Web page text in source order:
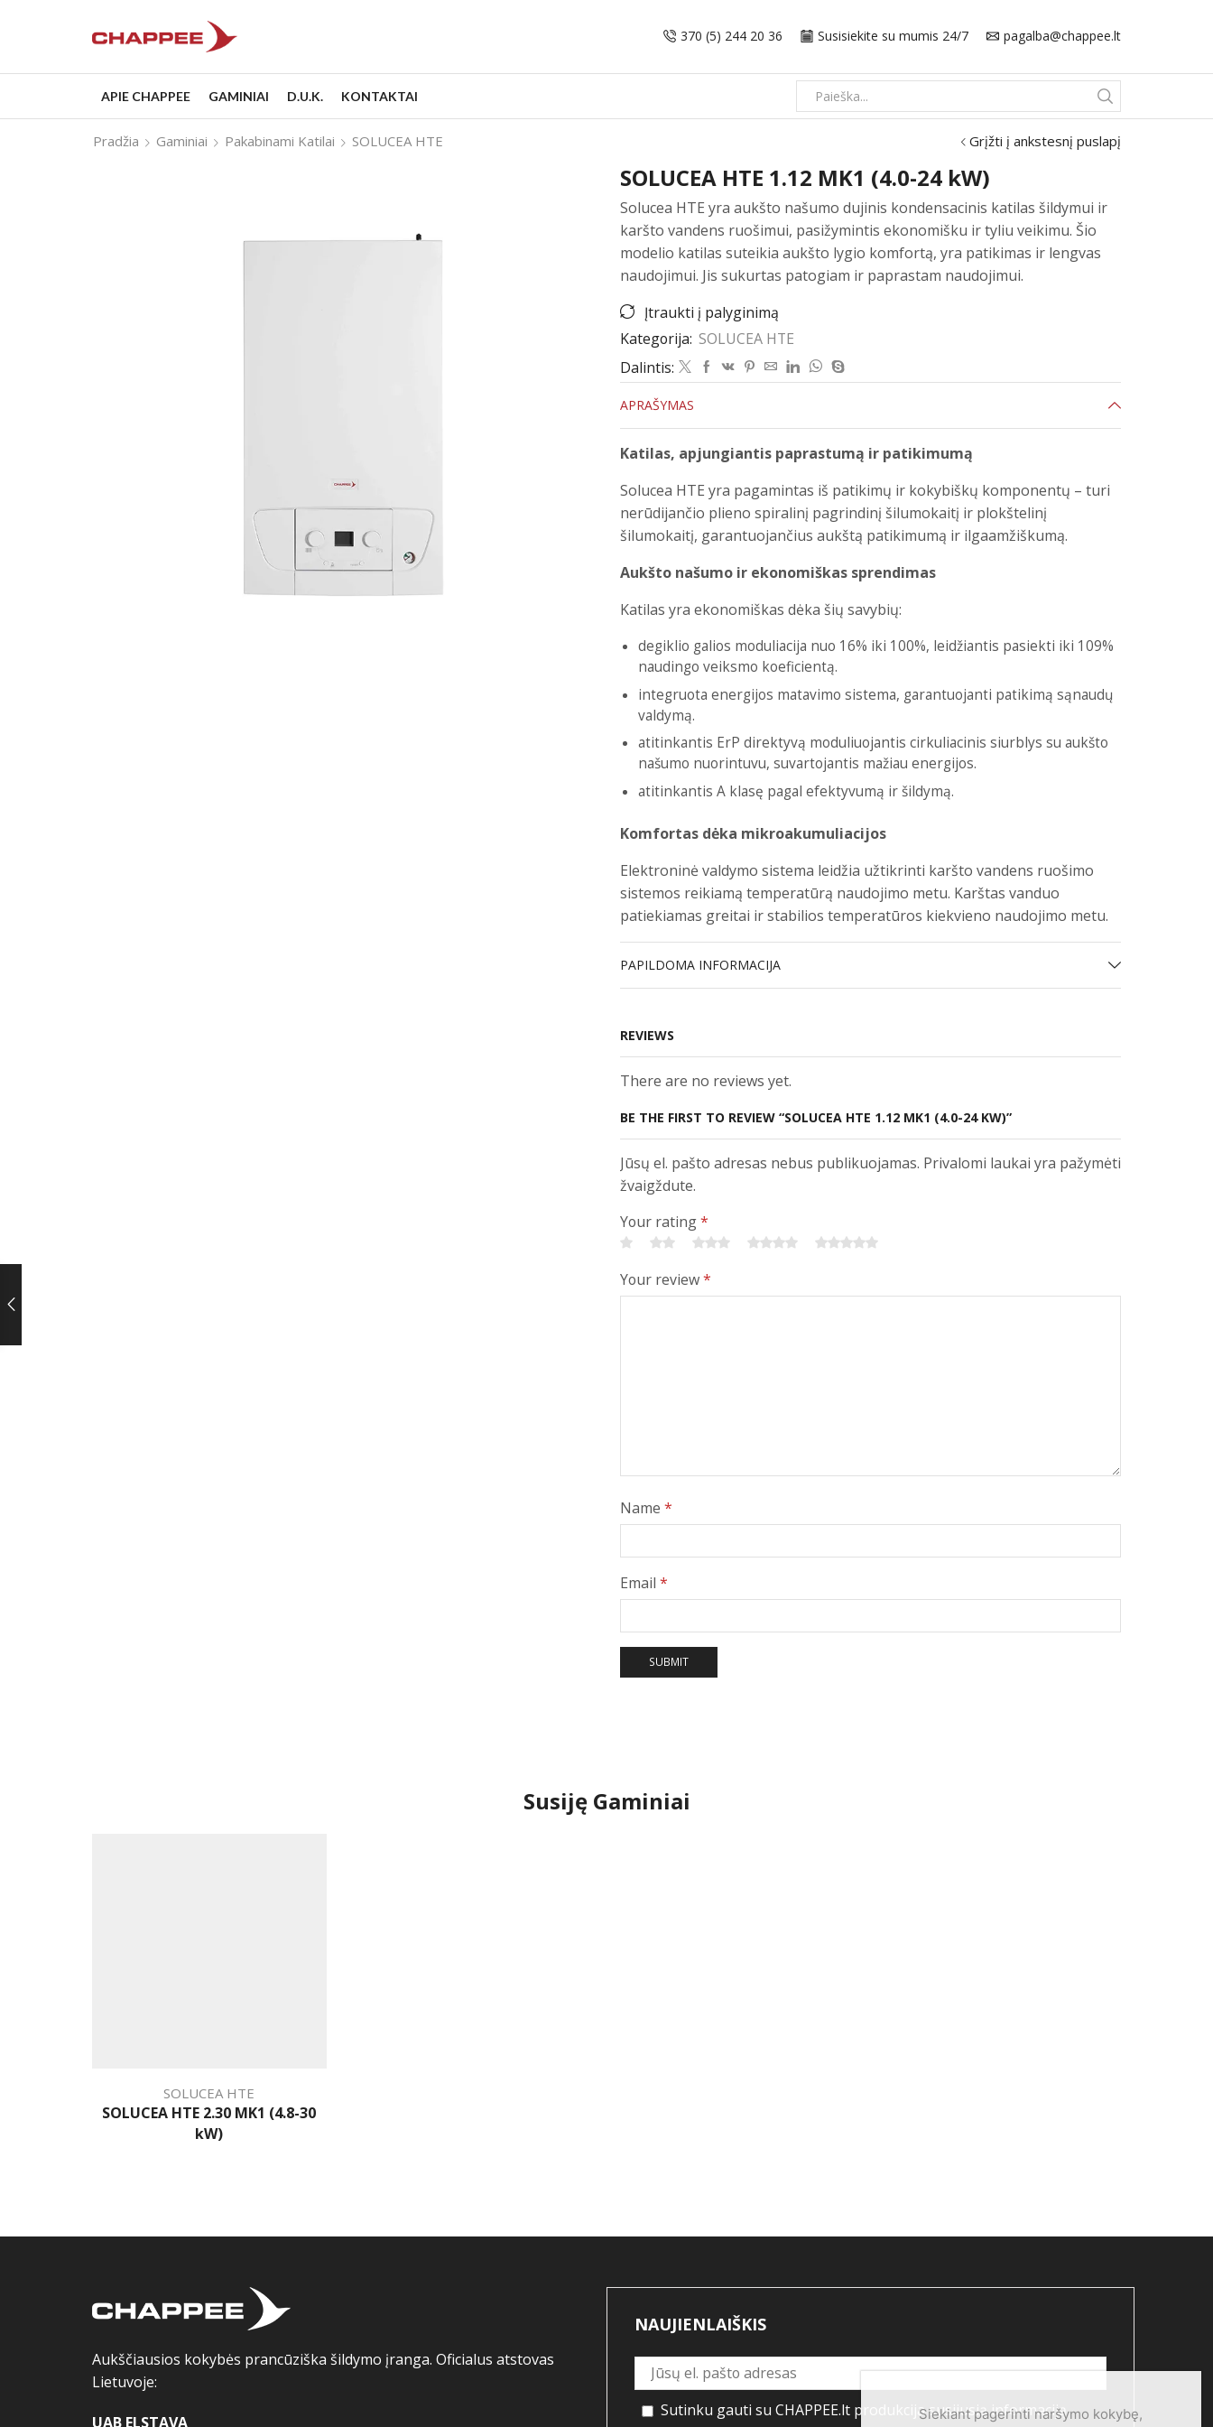
370 (5) 244 20 36 Susisiekite su mumis 24/7 pagalba@chappee.lt
APIE CHAPPEE GAMINIAI D.U.K. KONTAKTAI
input
Pradžia Gaminiai Pakabinami Katilai SOLUCEA HTE Grįžti į ankstesnį puslapį
SOLUCEA HTE 1.12 MK1 (4.0-24 kW)
Solucea HTE yra aukšto našumo dujinis kondensacinis katilas šildymui ir
karšto vandens ruošimui, pasižymintis ekonomišku ir tyliu veikimu. Šio
modelio katilas suteikia aukšto lygio komfortą, yra patikimas ir lengvas
naudojimui. Jis sukurtas patogiam ir paprastam naudojimui.
Įtraukti į palyginimą
Kategorija: SOLUCEA HTE
Dalintis:
APRAŠYMAS
Katilas, apjungiantis paprastumą ir patikimumą
Solucea HTE yra pagamintas iš patikimų ir kokybiškų komponentų – turi
nerūdijančio plieno spiralinį pagrindinį šilumokaitį ir plokštelinį
šilumokaitį, garantuojančius aukštą patikimumą ir ilgaamžiškumą.
Aukšto našumo ir ekonomiškas sprendimas
Katilas yra ekonomiškas dėka šių savybių:
degiklio galios moduliacija nuo 16% iki 100%, leidžiantis pasiekti iki 109%
naudingo veiksmo koeficientą.
integruota energijos matavimo sistema, garantuojanti patikimą sąnaudų
valdymą.
atitinkantis ErP direktyvą moduliuojantis cirkuliacinis siurblys su aukšto
našumo nuorintuvu, suvartojantis mažiau energijos.
atitinkantis A klasę pagal efektyvumą ir šildymą.
Komfortas dėka mikroakumuliacijos
Elektroninė valdymo sistema leidžia užtikrinti karšto vandens ruošimo
sistemos reikiamą temperatūrą naudojimo metu. Karštas vanduo
patiekiamas greitai ir stabilios temperatūros kiekvieno naudojimo metu.
PAPILDOMA INFORMACIJA
REVIEWS
There are no reviews yet.
BE THE FIRST TO REVIEW “SOLUCEA HTE 1.12 MK1 (4.0-24 KW)”
Jūsų el. pašto adresas nebus publikuojamas. Privalomi laukai yra pažymėti
žvaigždute.
Your rating*
Your review*
Name *
Email *
Susiję Gaminiai
SOLUCEA HTE
SOLUCEA HTE 2.30 MK1 (4.8-30
kW)
Aukščiausios kokybės prancūziška šildymo įranga. Oficialus atstovas
Lietuvoje:
UAB ELSTAVA
NAUJIENLAIŠKIS
Sutinku gauti su CHAPPEE.lt produkcija susijusią informaciją
Siekiant pagerinti naršymo kokybę,